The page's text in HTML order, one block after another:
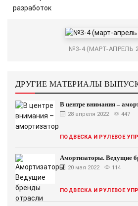
№3-4 (МАРТ-АПРЕЛЬ
ДРУГИЕ МАТЕРИАЛЫ
В центре внимания –
28 апреля 2022 447
ПОДВЕСКА И РУЛЕВОЕ
Амортизаторы. Ведущие
20 мая 2022 114
ПОДВЕСКА И РУЛЕВОЕ